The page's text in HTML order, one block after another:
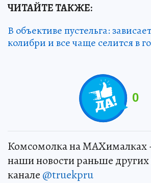
ЧИТАЙТЕ ТАКЖЕ:
В объективе пустельга:
колибри и все чаще селится в
0
Комсомолка на MAXималках
наши новости раньше других
канале @truekpru